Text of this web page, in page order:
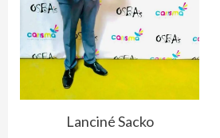
Lanciné Sacko